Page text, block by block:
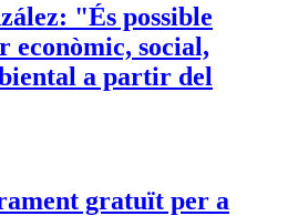
"És possible
econòmic, social,
a partir del
gratuït per a